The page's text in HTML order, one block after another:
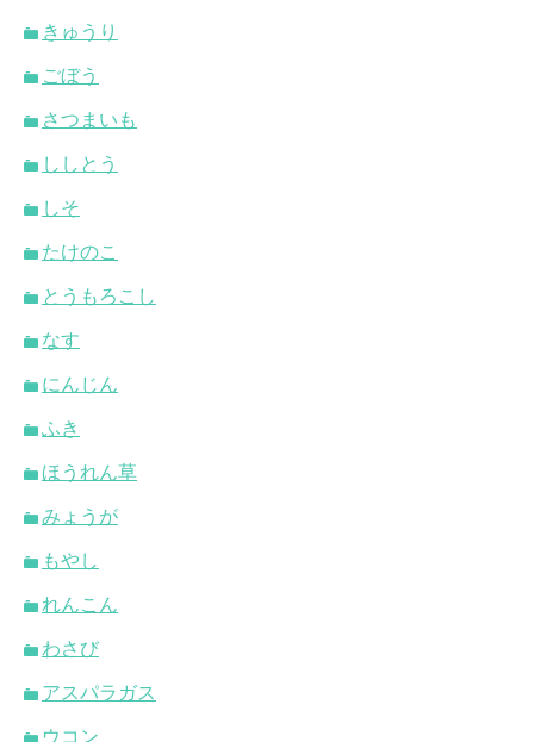
きゅうり
ごぼう
さつまいも
ししとう
しそ
たけのこ
とうもろこし
なす
にんじん
ふき
ほうれん草
みょうが
もやし
れんこん
わさび
アスパラガス
ウコン